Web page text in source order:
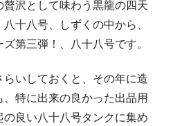
沢として味わう黒龍の四天
十八号、しずくの中から、
第三弾！、八十八号です。
いしておくと、その年に造
特に出来の良かった出品用
良い八十八号タンクに集め